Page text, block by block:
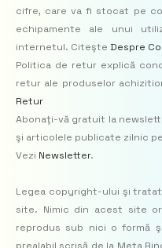
cifre, care va fi stocat pe
echipamente ale unui
internetul. Citeşte Despre
Politica de retur explică
retur ale produselor
Retur
Abonaţi-vă gratuit la
şi articolele publicate zilnic
Vezi Newsletter.
Legea copyright-ului şi
site. Nimic din acest site
reprodus sub nici o formă
prealabil scrisă de la Meta